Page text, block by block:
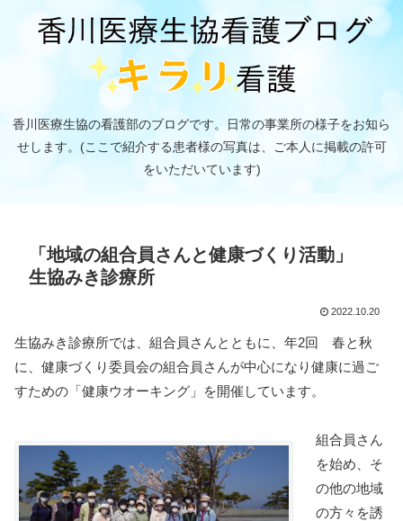
香川医療生協の看護部のブログです。日常の事業所の様子をお知ら
せします。(ここで紹介する患者様の写真は、ご本人に掲載の許可
をいただいています)
「地域の組合員さんと健康づくり活動」
生協みき診療所
2022.10.20
生協みき診療所では、組合員さんとともに、年2回 春と秋
に、健康づくり委員会の組合員さんが中心になり健康に過ご
すための「健康ウオーキング」を開催しています。
組合員さん
を始め、そ
の他の地域
の方々を誘